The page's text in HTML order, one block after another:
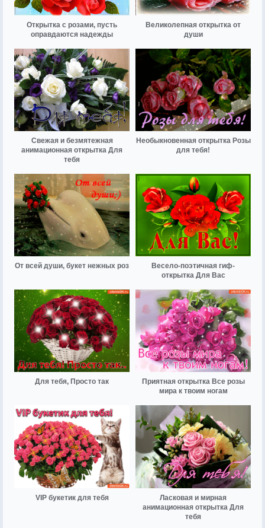
Открытка с розами, пусть
оправдаются надежды
Великолепная открытка от
души
Свежая и безмятежная
анимационная открытка Для
тебя
Необыкновенная открытка Розы
для тебя!
От всей души, букет нежных роз
Весело-поэтичная гиф-
открытка Для Вас
Для тебя, Просто так
Приятная открытка Все розы
мира к твоим ногам
VIP букетик для тебя
Ласковая и мирная
анимационная открытка Для
тебя